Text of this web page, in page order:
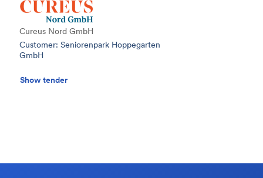
Cureus Nord GmbH
Customer: Seniorenpark Hoppegarten
GmbH
Show tender